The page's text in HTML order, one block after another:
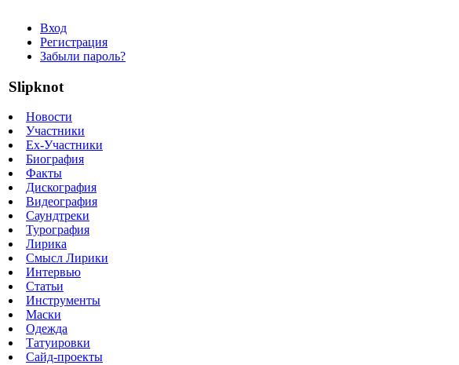
Вход
Регистрация
Забыли пароль?
Slipknot
Новости
Участники
Ex-Участники
Биография
Факты
Дискография
Видеография
Саундтреки
Турография
Лирика
Смысл Лирики
Интервью
Статьи
Инструменты
Маски
Одежда
Татуировки
Сайд-проекты